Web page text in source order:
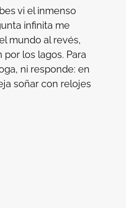
vi el inmenso
infinita me
mundo al revés,
los lagos. Para
ni responde: en
soñar con relojes